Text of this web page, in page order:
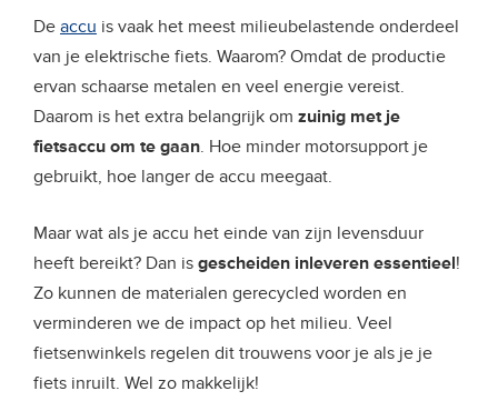
De accu is vaak het meest milieubelastende onderdeel
van je elektrische fiets. Waarom? Omdat de productie
ervan schaarse metalen en veel energie vereist.
Daarom is het extra belangrijk om zuinig met je
fietsaccu om te gaan. Hoe minder motorsupport je
gebruikt, hoe langer de accu meegaat.
Maar wat als je accu het einde van zijn levensduur
heeft bereikt? Dan is gescheiden inleveren essentieel!
Zo kunnen de materialen gerecycled worden en
verminderen we de impact op het milieu. Veel
fietsenwinkels regelen dit trouwens voor je als je je
fiets inruilt. Wel zo makkelijk!